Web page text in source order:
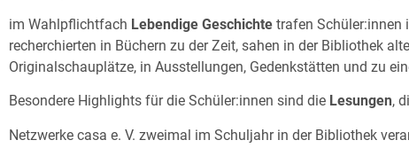
im Wahlpflichtfach Lebendige Geschichte trafen Schüler:innen
recherchierten in Büchern zu der Zeit, sahen in der Bibliothek
Originalschauplätze, in Ausstellungen, Gedenkstätten und zu
Besondere Highlights für die Schüler:innen sind die Lesungen,
Netzwerke casa e. V. zweimal im Schuljahr in der Bibliothek